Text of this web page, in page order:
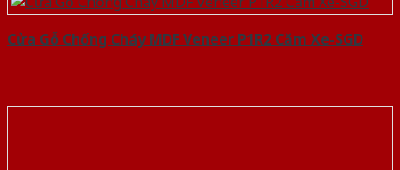
Cửa Gỗ Chống Cháy MDF Veneer P1R2 Căm Xe-SGD